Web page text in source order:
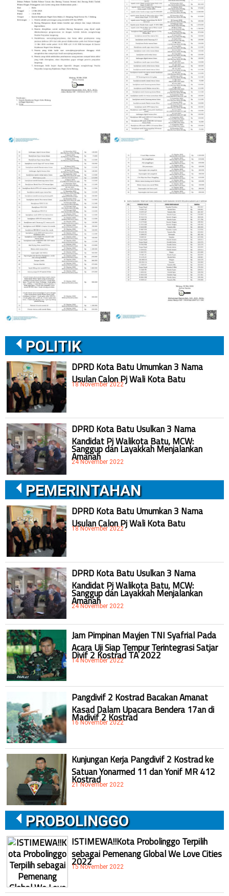
POLITIK
DPRD Kota Batu Umumkan 3 Nama
Usulan Calon Pj Wali Kota Batu
18 November 2022
DPRD Kota Batu Usulkan 3 Nama
Kandidat Pj Walikota Batu, MCW:
Sanggup dan Layakkah Menjalankan
Amanah
24 November 2022
PEMERINTAHAN
DPRD Kota Batu Umumkan 3 Nama
Usulan Calon Pj Wali Kota Batu
18 November 2022
DPRD Kota Batu Usulkan 3 Nama
Kandidat Pj Walikota Batu, MCW:
Sanggup dan Layakkah Menjalankan
Amanah
24 November 2022
Jam Pimpinan Mayjen TNI Syafrial Pada
Acara Uji Siap Tempur Terintegrasi Satjar
Divif 2 Kostrad TA 2022
14 November 2022
Pangdivif 2 Kostrad Bacakan Amanat
Kasad Dalam Upacara Bendera 17an di
Madivif 2 Kostrad
16 November 2022
Kunjungan Kerja Pangdivif 2 Kostrad ke
Satuan Yonarmed 11 dan Yonif MR 412
Kostrad
21 November 2022
PROBOLINGGO
ISTIMEWA!!Kota Probolinggo Terpilih
sebagai Pemenang Global We Love Cities
2022
15 November 2022